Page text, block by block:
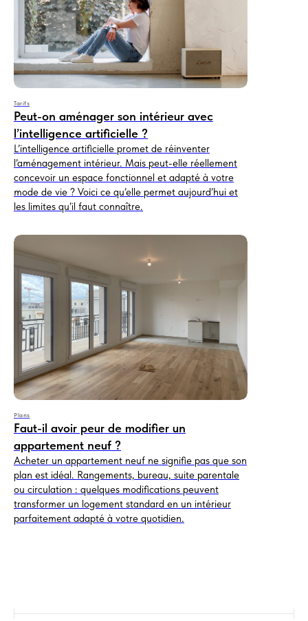
Tarifs
Peut-on aménager son intérieur avec
l’intelligence artificielle ?
L’intelligence artificielle promet de réinventer
l’aménagement intérieur. Mais peut-elle réellement
concevoir un espace fonctionnel et adapté à votre
mode de vie ? Voici ce qu’elle permet aujourd’hui et
les limites qu’il faut connaître.
Plans
Faut-il avoir peur de modifier un
appartement neuf ?
Acheter un appartement neuf ne signifie pas que son
plan est idéal. Rangements, bureau, suite parentale
ou circulation : quelques modifications peuvent
transformer un logement standard en un intérieur
parfaitement adapté à votre quotidien.